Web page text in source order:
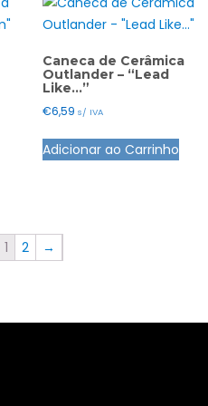
Caneca de Cerâmica
Outlander – “Lead
Like…”
€6,59 s/ IVA
Adicionar ao Carrinho
1 2 →